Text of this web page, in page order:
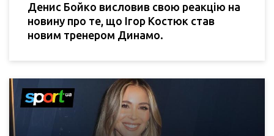
Денис Бойко висловив свою реакцію на
новину про те, що Ігор Костюк став
новим тренером Динамо.